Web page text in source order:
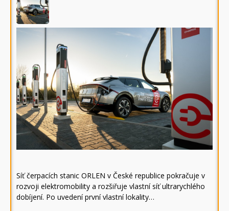
Síť čerpacích stanic ORLEN v České republice pokračuje v
rozvoji elektromobility a rozšiřuje vlastní síť ultrarychlého
dobíjení. Po uvedení první vlastní lokality…